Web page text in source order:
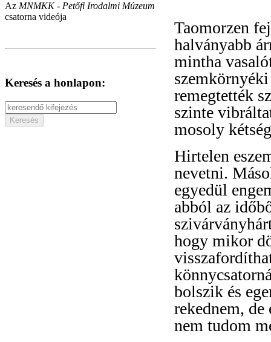
Az MNMKK - Petőfi Irodalmi Múzeum
csatorna videója
Keresés a honlapon:
Taomorzen
halványabb
mintha
remegtették
szinte
mosoly
Hirtelen
nevetni.
egyedül
abból az
hogy mikor
bolszik és
rekednem,
nem tudom